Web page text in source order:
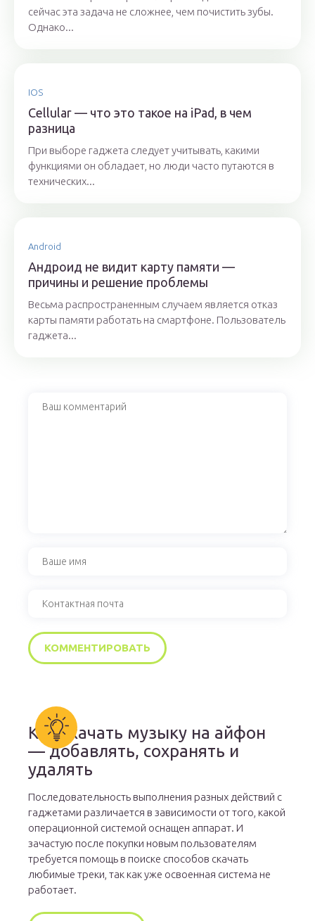
сейчас эта задача не сложнее, чем почистить зубы.
Однако...
IOS
Cellular — что это такое на iPad, в чем
разница
При выборе гаджета следует учитывать, какими
функциями он обладает, но люди часто путаются в
технических...
Android
Андроид не видит карту памяти —
причины и решение проблемы
Весьма распространенным случаем является отказ
карты памяти работать на смартфоне. Пользователь
гаджета...
Как скачать музыку на айфон
— добавлять, сохранять и
удалять
Последовательность выполнения разных действий с
гаджетами различается в зависимости от того, какой
операционной системой оснащен аппарат. И
зачастую после покупки новым пользователям
требуется помощь в поиске способов скачать
любимые треки, так как уже освоенная система не
работает.